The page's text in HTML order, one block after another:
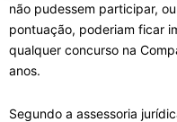
não pudessem participar,
pontuação, poderiam ficar
qualquer concurso na
anos.
Segundo a assessoria